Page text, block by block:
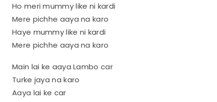
Ho meri mummy like ni kardi
Mere pichhe aaya na karo
Haye mummy like ni kardi
Mere pichhe aaya na karo
Main lai ke aaya Lambo car
Turke jaya na karo
Aaya lai ke car